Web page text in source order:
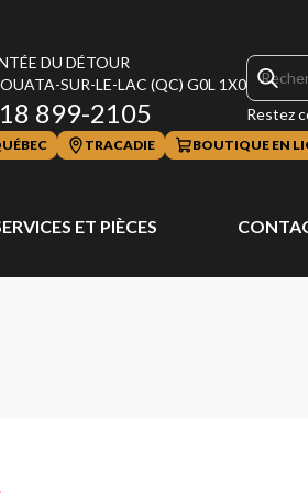
DU DÉTOUR
SUR-LE-LAC (QC) G0L 1X0
899-2105 Restez
TRACADIE BOUTIQUE EN
ET PIÈCES